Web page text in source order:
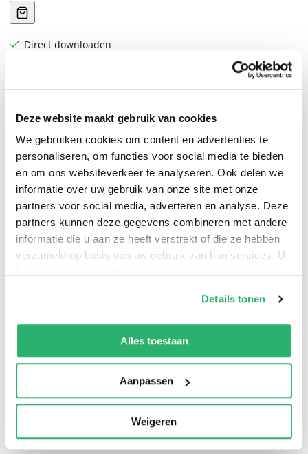
Deze website maakt gebruik van cookies
We gebruiken cookies om content en advertenties te
personaliseren, om functies voor social media te bieden
en om ons websiteverkeer te analyseren. Ook delen we
informatie over uw gebruik van onze site met onze
partners voor social media, adverteren en analyse. Deze
partners kunnen deze gegevens combineren met andere
informatie die u aan ze heeft verstrekt of die ze hebben
verzameld op basis van uw gebruik van hun services. U
kunnen ontvangen en verwerken.
Details tonen
Alles toestaan
Aanpassen
Weigeren
Direct downloaden
middel van taal is het Kees van Kooten. De kunst om de
dingen anders te zien dan ze zijn, anders te zeggen dan
ze betekenen, om zichzelf en de wereld anders waar te
nemen en nieuwe duiding te geven. Kees van Kooten
stelde een bloemlezing samen uit zijn talloze verhalen
onder de titel
Zegt een man in zo’n geval
. Het is een titel
die aanzet om zijn werk opnieuw te bezien, omdat
zoveel verschillende verhalen hieronder te vangen zijn.
Of het nu gaat over talige kwesties,
psychologischhilarische of netelige situaties, over … ja,